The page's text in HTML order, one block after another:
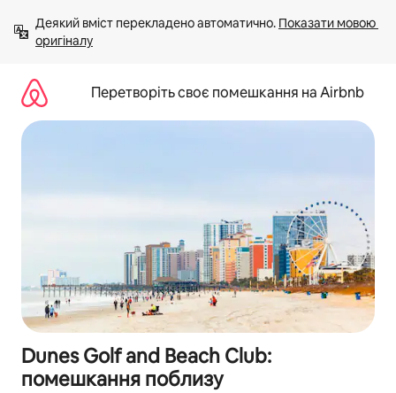
вмісту
Деякий вміст перекладено автоматично. Показати мовою
оригіналу
Перетворіть своє помешкання на Airbnb
Dunes Golf and Beach Club:
помешкання поблизу